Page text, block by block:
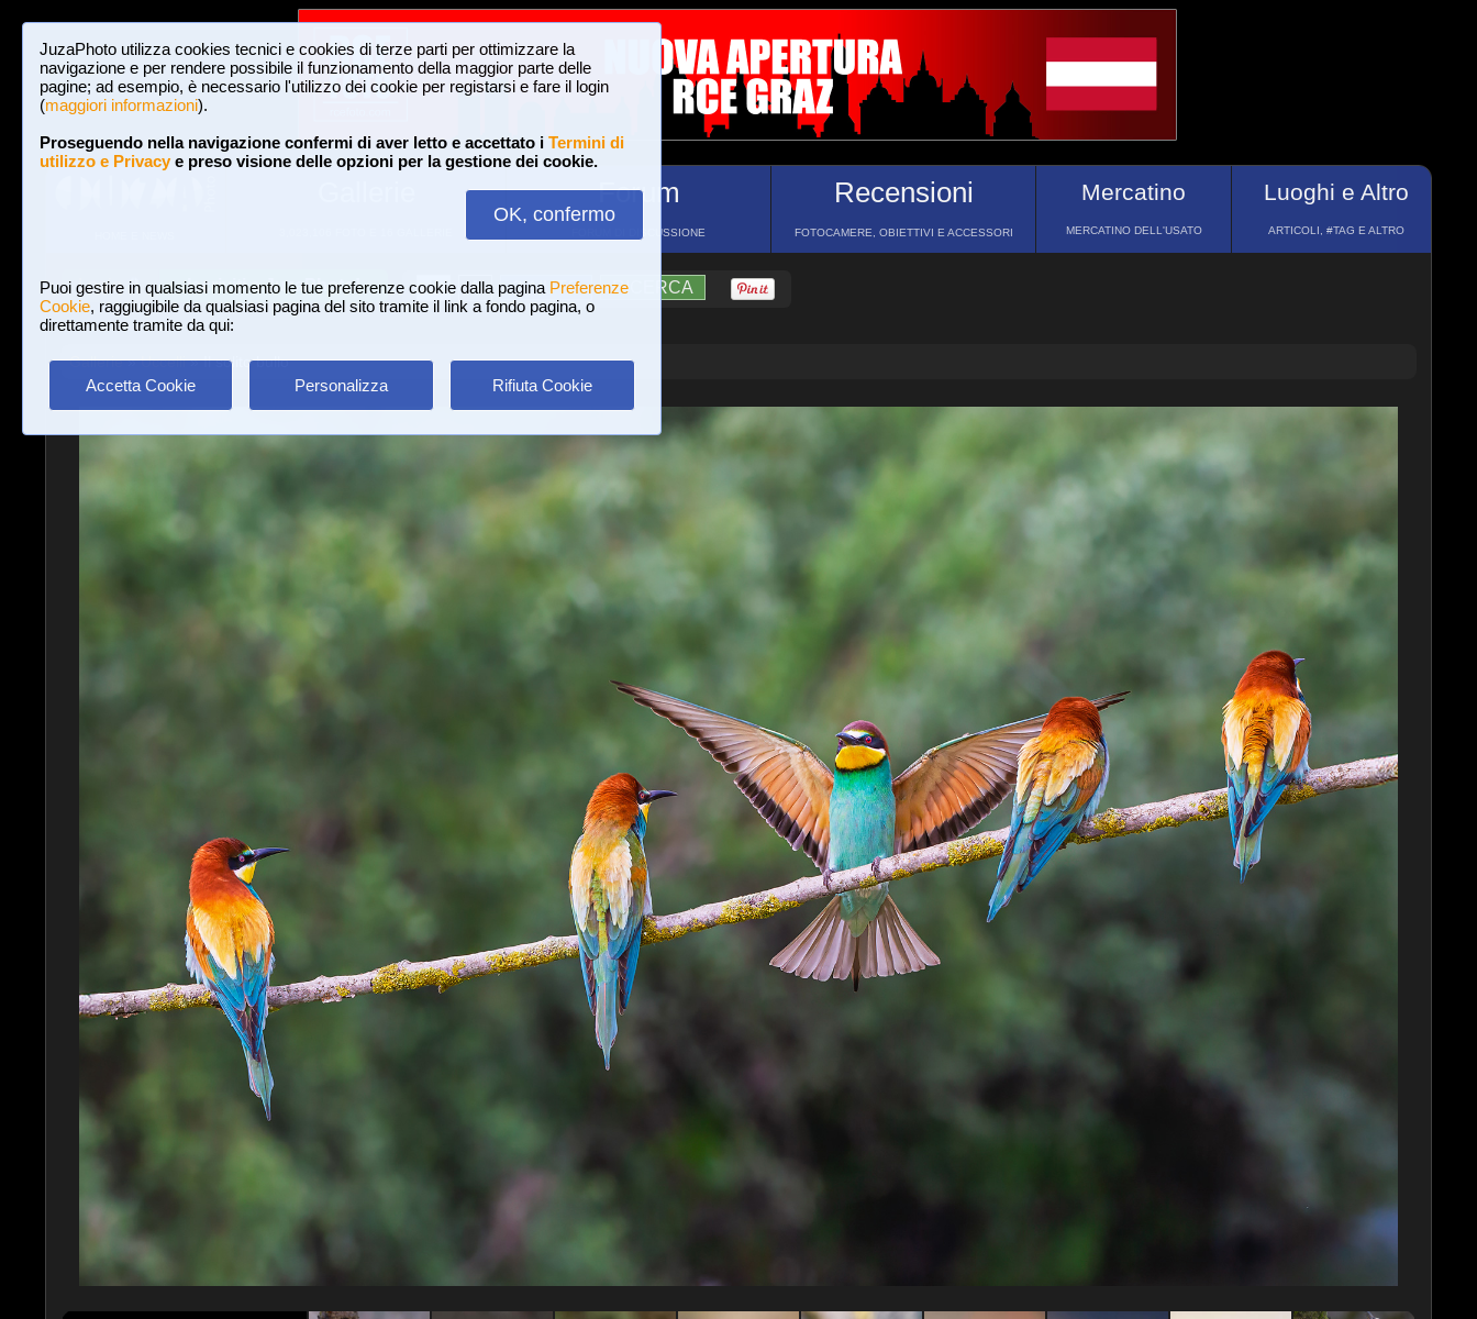
JuzaPhoto utilizza cookies tecnici e cookies di terze parti per ottimizzare la
navigazione e per rendere possibile il funzionamento della maggior parte delle
pagine; ad esempio, è necessario l'utilizzo dei cookie per registarsi e fare il login
(maggiori informazioni).
Proseguendo nella navigazione confermi di aver letto e accettato i Termini di
utilizzo e Privacye preso visione delle opzioni per la gestione dei cookie.
OK, confermo
Puoi gestire in qualsiasi momento le tue preferenze cookie dalla pagina Preferenze
Cookie, raggiugibile da qualsiasi pagina del sito tramite il link a fondo pagina, o
direttamente tramite da qui:
Accetta Cookie Personalizza Rifiuta Cookie
Forum
FORUM DI DISCUSSIONE
Recensioni
FOTOCAMERE, OBIETTIVI E ACCESSORI
Mercatino
MERCATINO DELL'USATO
Luoghi e Altro
ARTICOLI, #TAG E ALTRO
Login Iscriviti a JuzaPhoto! A A ?AIUTO RICERCA
Gallerie»Uccelli» Il solito bullo